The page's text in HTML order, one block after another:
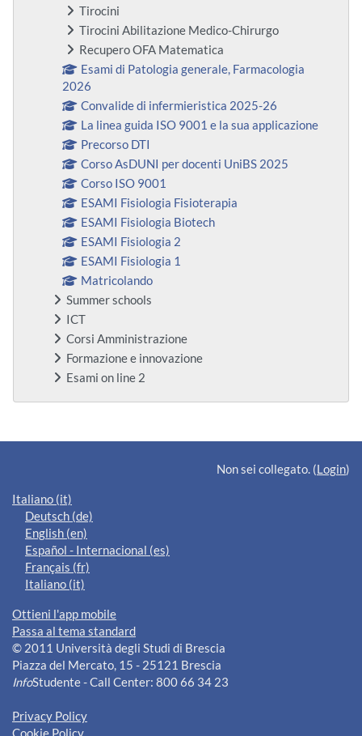
Tirocini
Tirocini Abilitazione Medico-Chirurgo
Recupero OFA Matematica
Esami di Patologia generale, Farmacologia
2026
Convalide di infermieristica 2025-26
La linea guida ISO 9001 e la sua applicazione
Precorso DTI
Corso AsDUNI per docenti UniBS 2025
Corso ISO 9001
ESAMI Fisiologia Fisioterapia
ESAMI Fisiologia Biotech
ESAMI Fisiologia 2
ESAMI Fisiologia 1
Matricolando
Summer schools
ICT
Corsi Amministrazione
Formazione e innovazione
Esami on line 2
Blocchi supplementari
Non sei collegato. (Login)
Italiano ‎(it)‎
Deutsch ‎(de)‎
English ‎(en)‎
Español - Internacional ‎(es)‎
Français ‎(fr)‎
Italiano ‎(it)‎
Ottieni l'app mobile
Passa al tema standard
© 2011 Università degli Studi di Brescia
Piazza del Mercato, 15 - 25121 Brescia
InfoStudente - Call Center: 800 66 34 23
Privacy Policy
Cookie Policy